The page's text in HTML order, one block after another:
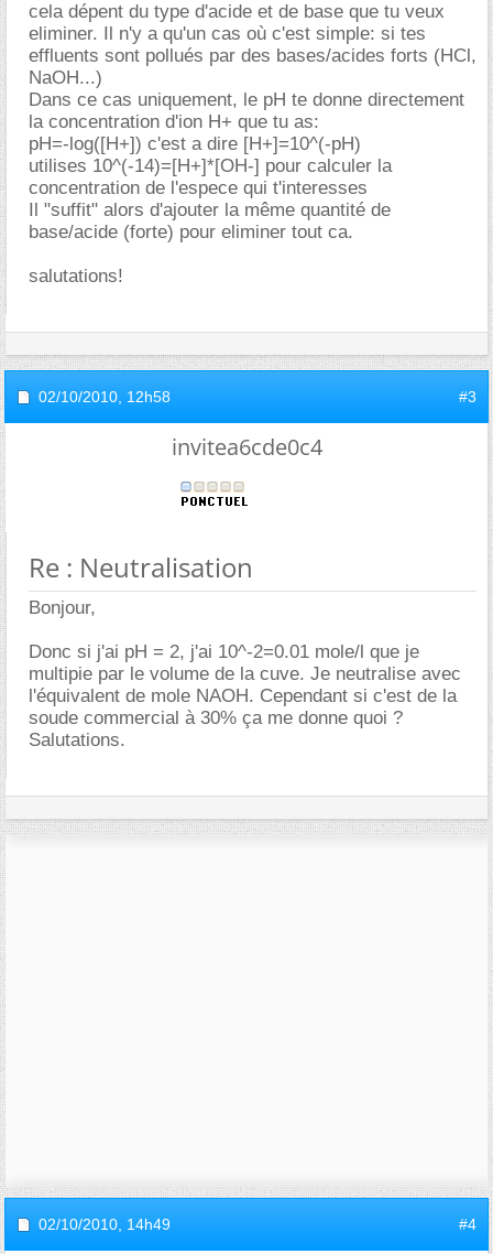
cela dépent du type d'acide et de base que tu veux
eliminer. Il n'y a qu'un cas où c'est simple: si tes
effluents sont pollués par des bases/acides forts (HCl,
NaOH...)
Dans ce cas uniquement, le pH te donne directement
la concentration d'ion H+ que tu as:
pH=-log([H+]) c'est a dire [H+]=10^(-pH)
utilises 10^(-14)=[H+]*[OH-] pour calculer la
concentration de l'espece qui t'interesses
Il "suffit" alors d'ajouter la même quantité de
base/acide (forte) pour eliminer tout ca.
salutations!
02/10/2010, 12h58 #3
invitea6cde0c4
Re : Neutralisation
Bonjour,
Donc si j'ai pH = 2, j'ai 10^-2=0.01 mole/l que je
multipie par le volume de la cuve. Je neutralise avec
l'équivalent de mole NAOH. Cependant si c'est de la
soude commercial à 30% ça me donne quoi ?
Salutations.
02/10/2010, 14h49 #4